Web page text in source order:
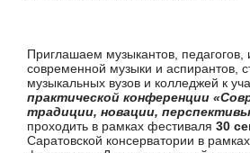
Приглашаем музыкантов, педагогов,
современной музыки и аспирантов,
музыкальных вузов и колледжей к
практической конференции
традиции, новации,
проходить в рамках фестиваля 30
Саратовской консерватории в